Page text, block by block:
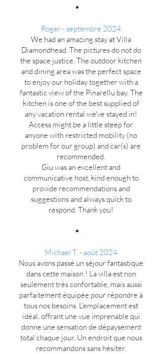
Roger - septembre 2024
We had an amazing stay at Villa
Diamondhead. The pictures do not do
the space justice. The outdoor kitchen
and dining area was the perfect space
to enjoy our holiday together with a
fantastic view of the Pinarellu bay. The
kitchen is one of the best supplied of
any vacation rental we've stayed in!
Access might be a little steep for
anyone with restricted mobility (no
problem for our group) and car(s) are
recommended.
Giu was an excellent and
communicative host, kind enough to
provide recommendations and
suggestions and always quick to
respond. Thank you!
Michael T. - août 2024
Nous avons passé un séjour fantastique
dans cette maison ! La villa est non
seulement très confortable, mais aussi
parfaitement équipée pour répondre à
tous nos besoins. L'emplacement est
idéal, offrant une vue imprenable qui
donne une sensation de dépaysement
total chaque jour. Un endroit que nous
recommandons sans hésiter.